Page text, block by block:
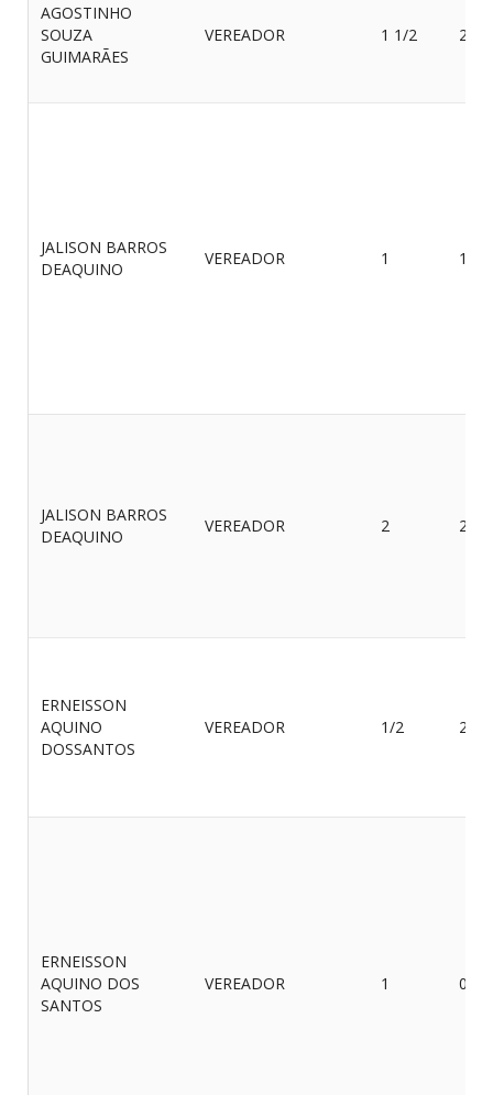
AGOSTINHO
SOUZA
GUIMARÃES
VEREADOR 1 1/2 25/
JALISON BARROS
DEAQUINO
VEREADOR 1 11/
JALISON BARROS
DEAQUINO
VEREADOR 2 27/
ERNEISSON
AQUINO
DOSSANTOS
VEREADOR 1/2 23/
ERNEISSON
AQUINO DOS
SANTOS
VEREADOR 1 09/